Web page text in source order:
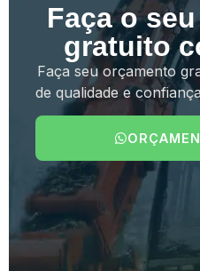
Faça o
gratuito
Faça seu orçamento
de qualidade e